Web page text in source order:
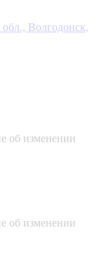
обл., Волгодонск,
об изменении
об изменении